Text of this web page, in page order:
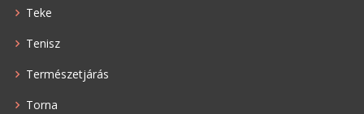
Teke
Tenisz
Természetjárás
Torna